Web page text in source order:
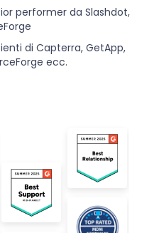
performer da Slashdot,
di Capterra, GetApp,
ecc.